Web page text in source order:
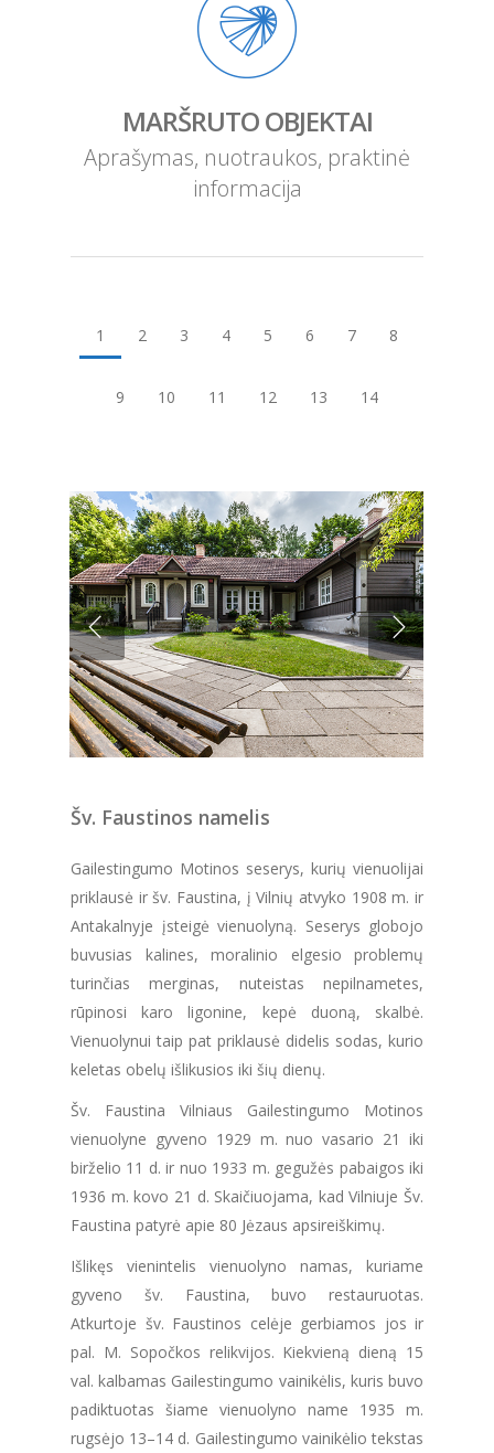
MARŠRUTO OBJEKTAI
Aprašymas, nuotraukos, praktinė
informacija
1 2 3 4 5 6 7 8
9 10 11 12 13 14
Šv. Faustinos namelis
Gailestingumo Motinos seserys, kurių vienuolijai
priklausė ir šv. Faustina, į Vilnių atvyko 1908 m. ir
Antakalnyje įsteigė vienuolyną. Seserys globojo
buvusias kalines, moralinio elgesio problemų
turinčias merginas, nuteistas nepilnametes,
rūpinosi karo ligonine, kepė duoną, skalbė.
Vienuolynui taip pat priklausė didelis sodas, kurio
keletas obelų išlikusios iki šių dienų.
Šv. Faustina Vilniaus Gailestingumo Motinos
vienuolyne gyveno 1929 m. nuo vasario 21 iki
birželio 11 d. ir nuo 1933 m. gegužės pabaigos iki
1936 m. kovo 21 d. Skaičiuojama, kad Vilniuje Šv.
Faustina patyrė apie 80 Jėzaus apsireiškimų.
Išlikęs vienintelis vienuolyno namas, kuriame
gyveno šv. Faustina, buvo restauruotas.
Atkurtoje šv. Faustinos celėje gerbiamos jos ir
pal. M. Sopočkos relikvijos. Kiekvieną dieną 15
val. kalbamas Gailestingumo vainikėlis, kuris buvo
padiktuotas šiame vienuolyno name 1935 m.
rugsėjo 13–14 d. Gailestingumo vainikėlio tekstas